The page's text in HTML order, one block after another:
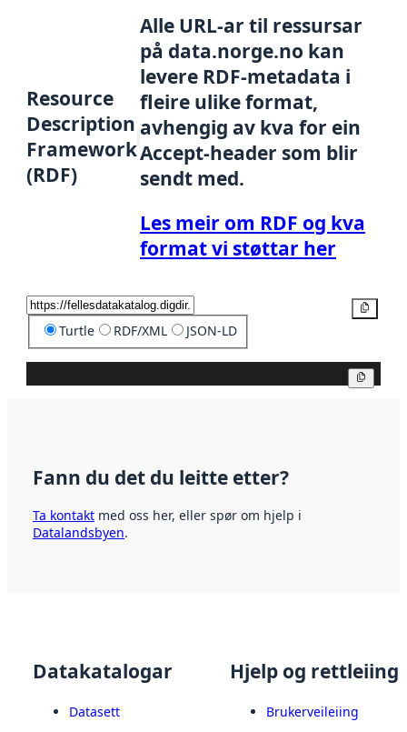
Resource
Description
Framework
(RDF)
Alle URL-ar til ressursar
på data.norge.no kan
levere RDF-metadata i
fleire ulike format,
avhengig av kva for ein
Accept-header som blir
sendt med.
Les meir om RDF og kva
format vi støttar her
Turtle RDF/XML JSON-LD
Fann du det du leitte etter?
Ta kontakt med oss her, eller spør om hjelp i
Datalandsbyen.
Datakatalogar
Datasett
Hjelp og rettleiing
Brukerveileiing